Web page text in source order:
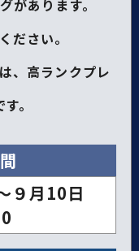
があります。
ださい。
、高ランクプレ
。
９月10日